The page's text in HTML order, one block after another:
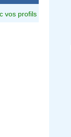
vos profils